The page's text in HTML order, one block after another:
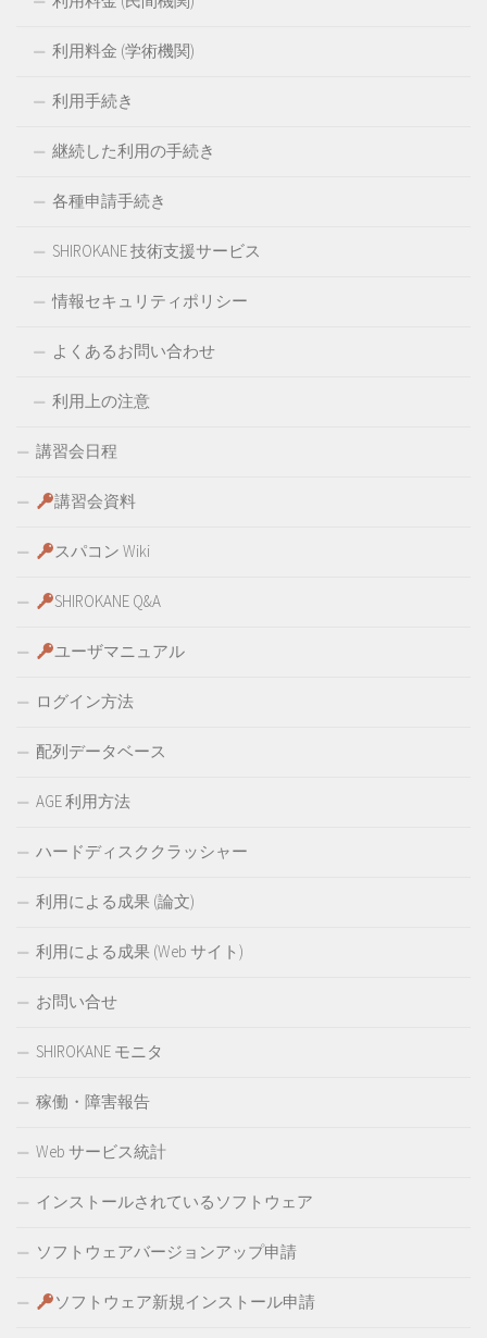
利用料金 (学術機関)
利用手続き
継続した利用の手続き
各種申請手続き
SHIROKANE 技術支援サービス
情報セキュリティポリシー
よくあるお問い合わせ
利用上の注意
講習会日程
講習会資料
スパコン Wiki
SHIROKANE Q&A
ユーザマニュアル
ログイン方法
配列データベース
AGE 利用方法
ハードディスククラッシャー
利用による成果 (論文)
利用による成果 (Web サイト)
お問い合せ
SHIROKANE モニタ
稼働・障害報告
Web サービス統計
インストールされているソフトウェア
ソフトウェアバージョンアップ申請
ソフトウェア新規インストール申請